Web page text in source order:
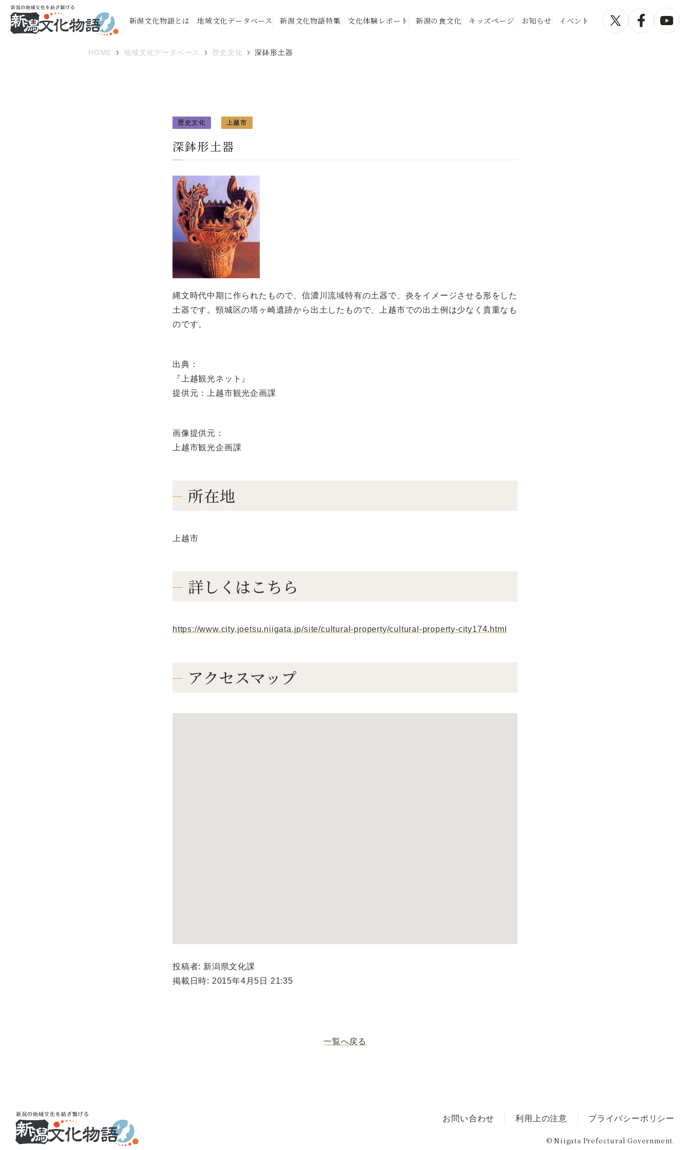
新潟文化物語とは 地域文化データベース 新潟文化物語特集 文化体験レポート 新潟の食文化 キッズページ お知らせ イベント
HOME 地域文化データベース 歴史文化 深鉢形土器
歴史文化 上越市
深鉢形土器
縄文時代中期に作られたもので、信濃川流域特有の土器で、炎をイメージさせる形をした
土器です。頸城区の塔ヶ崎遺跡から出土したもので、上越市での出土例は少なく貴重なも
のです。
出典：
『上越観光ネット』
提供元：上越市観光企画課
画像提供元：
上越市観光企画課
所在地
上越市
詳しくはこちら
https://www.city.joetsu.niigata.jp/site/cultural-property/cultural-property-city174.html
アクセスマップ
投稿者: 新潟県文化課
掲載日時: 2015年4月5日 21:35
一覧へ戻る
お問い合わせ 利用上の注意 プライバシーポリシー
© Niigata Prefectural Government.